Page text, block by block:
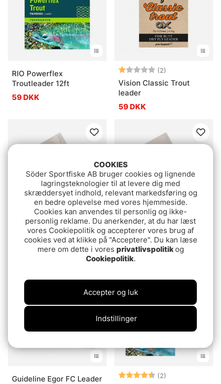
RIO Powerflex
Troutleader 12ft
59 DKK
Vurdering: (2)
Vision Classic Trout
leader
59 DKK
Guideline Sea Trout
Leader 12'
69.99 DKK
Guideline Dry & Dropper
Leader 11' 2-Pack
69.99 DKK
Guideline Egor FC Leader
Vurdering: (2)
COOKIES
Söder Sportfiske AB bruger cookies og lignende
lagringsteknologier til at levere dig med
skræddersyet indhold, relevant markedsføring og
en bedre oplevelse med vores hjemmeside.
Cookies kan anvendes til personlig og ikke-
personlig reklame. Du anerkender, at du har læst
vores Cookiepolitik og accepterer vores brug af
cookies ved at klikke på "Acceptere". Du kan læse
mere om dette i vores privatlivspolitikog
Cookiepolitik.
Indstillinger
Accepter og luk